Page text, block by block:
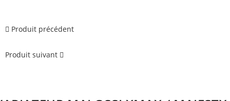
Produit précédent
Produit suivant